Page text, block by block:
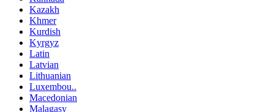
Kazakh
Khmer
Kurdish
Kyrgyz
Latin
Latvian
Lithuanian
Luxembou..
Macedonian
Malagasy